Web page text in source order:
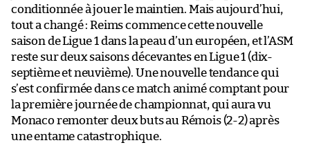
conditionnée à jouer le maintien. Mais aujourd’hui,
tout a changé : Reims commence cette nouvelle
saison de Ligue 1 dans la peau d’un européen, et l’ASM
reste sur deux saisons décevantes en Ligue 1 (dix-
septième et neuvième). Une nouvelle tendance qui
s’est confirmée dans ce match animé comptant pour
la première journée de championnat, qui aura vu
Monaco remonter deux buts au Rémois (2-2) après
une entame catastrophique.